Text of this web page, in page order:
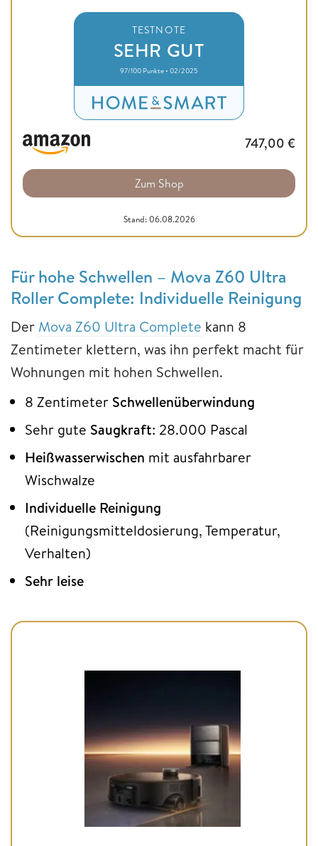
TESTNOTE
SEHR GUT
97/100 Punkte • 02/2025
747,00 €
Zum Shop
Stand: 06.08.2026
Für hohe Schwellen – Mova Z60 Ultra
Roller Complete: Individuelle Reinigung
Der Mova Z60 Ultra Complete kann 8
Zentimeter klettern, was ihn perfekt macht für
Wohnungen mit hohen Schwellen.
8 Zentimeter Schwellenüberwindung
Sehr gute Saugkraft: 28.000 Pascal
Heißwasserwischen mit ausfahrbarer
Wischwalze
Individuelle Reinigung
(Reinigungsmitteldosierung, Temperatur,
Verhalten)
Sehr leise